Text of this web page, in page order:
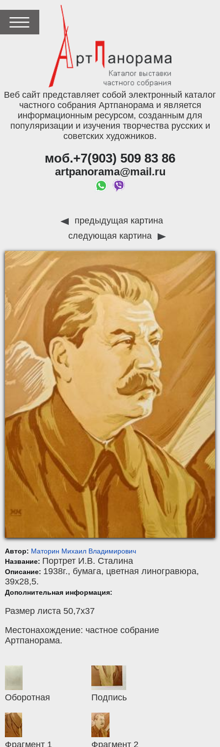
Веб сайт представляет собой электронный каталог
частного собрания Артпанорама и является
информационным ресурсом, созданным для
популяризации и изучения творчества русских и
советских художников.
моб.+7(903) 509 83 86
artpanorama@mail.ru
предыдущая картина
следующая картина
Автор: Маторин Михаил Владимирович
Название: Портрет И.В. Сталина
Описание: 1938г., бумага, цветная линогравюра,
39x28,5.
Дополнительная информация:
Размер листа 50,7х37
Местонахождение: частное собрание
Артпанорама.
Оборотная Подпись
Фрагмент 1 Фрагмент 2